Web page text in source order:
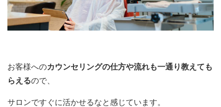
お客様へのカウンセリングの仕方や流れも一通り教えても
らえるので、
サロンですぐに活かせるなと感じています。